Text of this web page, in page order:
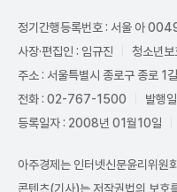
정기간행등록번호 : 서울 아
사장·편집인 : 임규진
청소년
주소 : 서울특별시 종로구 종로
전화 : 02-767-1500
발행
등록일자 : 2008년 01월10일
아주경제는 인터넷신문윤리위원
콘텐츠(기사)는 저작권법의 보호